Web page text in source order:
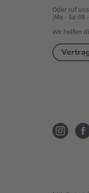
Oder ruf
(Mo - Sa: 09
Wir helfen